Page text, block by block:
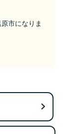
市になりま